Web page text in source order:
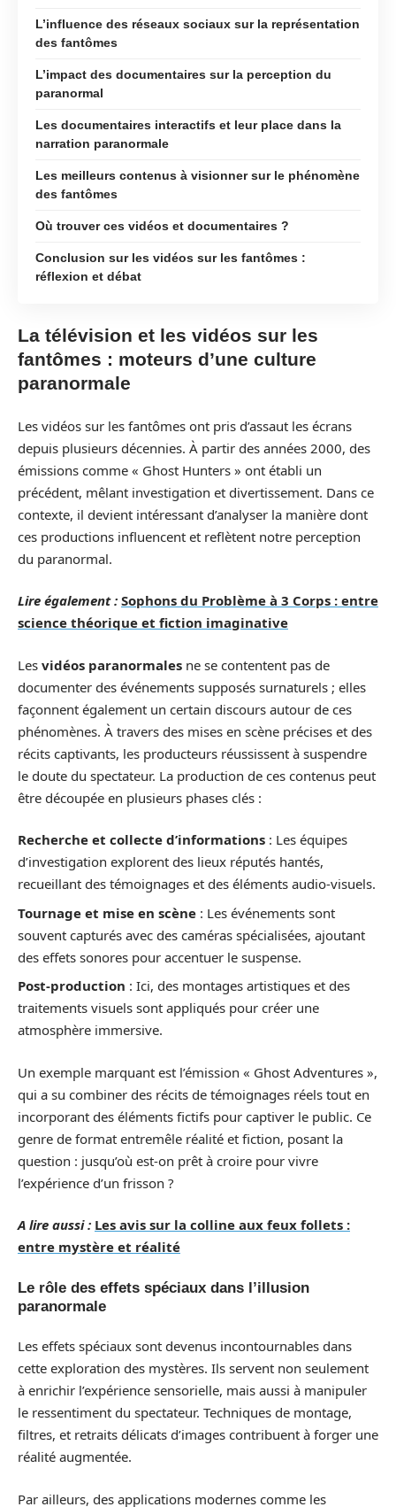
L’influence des réseaux sociaux sur la représentation
des fantômes
L’impact des documentaires sur la perception du
paranormal
Les documentaires interactifs et leur place dans la
narration paranormale
Les meilleurs contenus à visionner sur le phénomène
des fantômes
Où trouver ces vidéos et documentaires ?
Conclusion sur les vidéos sur les fantômes :
réflexion et débat
La télévision et les vidéos sur les
fantômes : moteurs d’une culture
paranormale
Les vidéos sur les fantômes ont pris d’assaut les écrans
depuis plusieurs décennies. À partir des années 2000, des
émissions comme « Ghost Hunters » ont établi un
précédent, mêlant investigation et divertissement. Dans ce
contexte, il devient intéressant d’analyser la manière dont
ces productions influencent et reflètent notre perception
du paranormal.
Lire également : Sophons du Problème à 3 Corps : entre
science théorique et fiction imaginative
Les vidéos paranormales ne se contentent pas de
documenter des événements supposés surnaturels ; elles
façonnent également un certain discours autour de ces
phénomènes. À travers des mises en scène précises et des
récits captivants, les producteurs réussissent à suspendre
le doute du spectateur. La production de ces contenus peut
être découpée en plusieurs phases clés :
Recherche et collecte d’informations : Les équipes
d’investigation explorent des lieux réputés hantés,
recueillant des témoignages et des éléments audio-visuels.
Tournage et mise en scène : Les événements sont
souvent capturés avec des caméras spécialisées, ajoutant
des effets sonores pour accentuer le suspense.
Post-production : Ici, des montages artistiques et des
traitements visuels sont appliqués pour créer une
atmosphère immersive.
Un exemple marquant est l’émission « Ghost Adventures »,
qui a su combiner des récits de témoignages réels tout en
incorporant des éléments fictifs pour captiver le public. Ce
genre de format entremêle réalité et fiction, posant la
question : jusqu’où est-on prêt à croire pour vivre
l’expérience d’un frisson ?
A lire aussi : Les avis sur la colline aux feux follets :
entre mystère et réalité
Le rôle des effets spéciaux dans l’illusion
paranormale
Les effets spéciaux sont devenus incontournables dans
cette exploration des mystères. Ils servent non seulement
à enrichir l’expérience sensorielle, mais aussi à manipuler
le ressentiment du spectateur. Techniques de montage,
filtres, et retraits délicats d’images contribuent à forger une
réalité augmentée.
Par ailleurs, des applications modernes comme les